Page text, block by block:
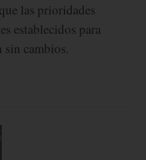
las prioridades
establecidos para
sin cambios.